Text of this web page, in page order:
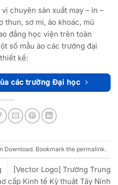
chuyên sản xuất may – in –
thun, sơ mi, áo khoác, mũ
đẳng học viện trên toàn
số mẫu áo các trường đại
kế:
các trường Đại học
Download. Bookmark the permalink.
[Vector Logo] Trường Trung
cấp Kinh tế Kỹ thuật Tây Ninh